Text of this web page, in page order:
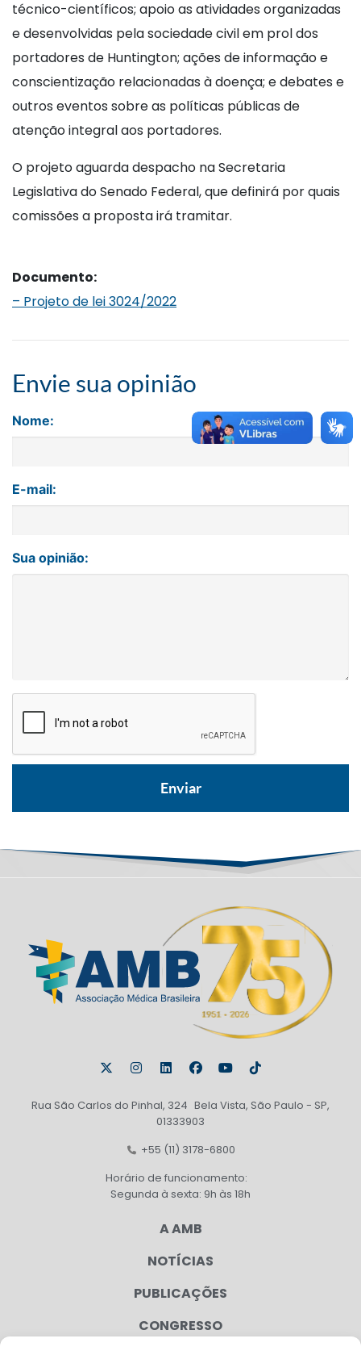
técnico-científicos; apoio as atividades organizadas
e desenvolvidas pela sociedade civil em prol dos
portadores de Huntington; ações de informação e
conscientização relacionadas à doença; e debates e
outros eventos sobre as políticas públicas de
atenção integral aos portadores.
O projeto aguarda despacho na Secretaria
Legislativa do Senado Federal, que definirá por quais
comissões a proposta irá tramitar.
Documento:
– Projeto de lei 3024/2022
Envie sua opinião
Nome:
E-mail:
Sua opinião:
Rua São Carlos do Pinhal, 324 Bela Vista, São Paulo - SP,
01333903
+55 (11) 3178-6800
Horário de funcionamento:
Segunda à sexta: 9h às 18h
A AMB
NOTÍCIAS
PUBLICAÇÕES
CONGRESSO